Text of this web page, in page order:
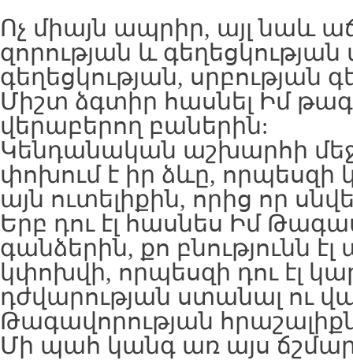
Ոչ միայն ապրիր, այլ նաև
զորության և
գեղեցկության, սրբության
Միշտ ձգտիր հասնել Իմ
վերաբերող բաներին:
Կենդանական աշխարհի
փոխում է իր ձևը, որպեսզի
այն ուտելիքին, որից որ
Երբ դու էլ հասնես Իմ
գանձերին, քո բնությունն
կփոխվի, որպեսզի դու էլ
դժվարության ստանալ ու
Թագավորության
Մի պահ կանգ առ այս